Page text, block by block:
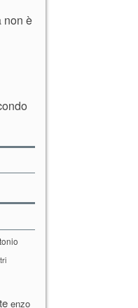
non è
enzo